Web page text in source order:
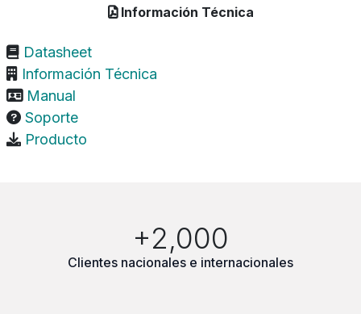
Información Técnica
Datasheet
Información Técnica
Manual
Soporte
Producto
+2,000
Clientes nacionales e internacionales